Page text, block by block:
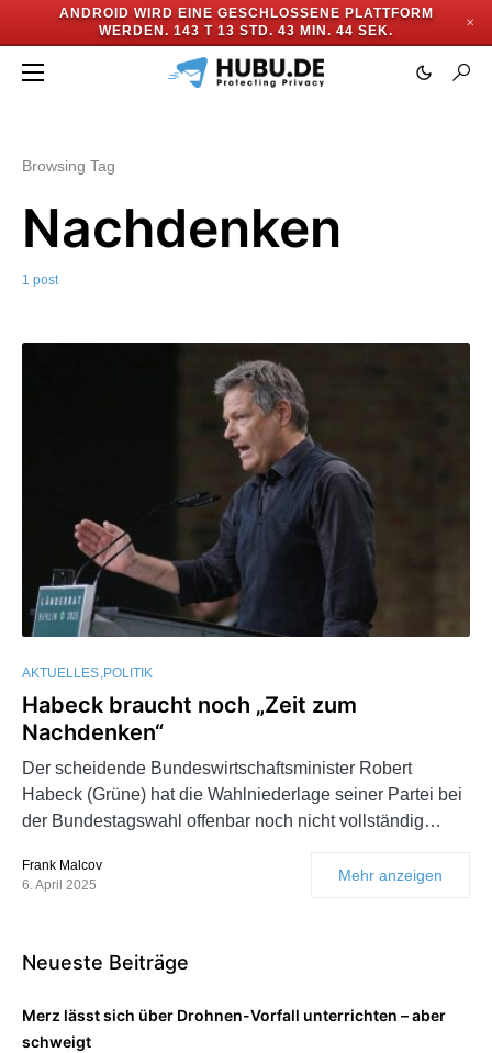
ANDROID WIRD EINE GESCHLOSSENE PLATTFORM
WERDEN. 143 T 13 STD. 43 MIN. 44 SEK.
✕
Browsing Tag
Nachdenken
1 post
AKTUELLES POLITIK
Habeck braucht noch „Zeit zum
Nachdenken“
Der scheidende Bundeswirtschaftsminister Robert
Habeck (Grüne) hat die Wahlniederlage seiner Partei bei
der Bundestagswahl offenbar noch nicht vollständig…
Frank Malcov
6. April 2025
Mehr anzeigen
Neueste Beiträge
Merz lässt sich über Drohnen-Vorfall unterrichten – aber
schweigt